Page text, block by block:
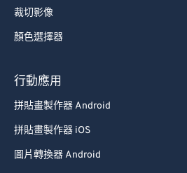
裁切影像
顏色選擇器
行動應用
拼貼畫製作器 Android
拼貼畫製作器 iOS
圖片轉換器 Android